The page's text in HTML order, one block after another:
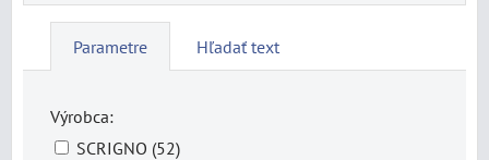
Parametre Hľadať text
Výrobca:
SCRIGNO (52)